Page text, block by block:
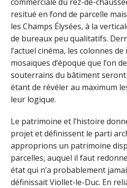
resitué en fond de parcelle
les Champs Élysées, à la
de bureaux peu qualitatifs.
l’actuel cinéma, les colonnes
mosaïques d’époque que l’on
souterrains du bâtiment seront
étant de révéler au maximum
leur logique.
Le patrimoine et l’histoire
projet et définissent le parti
approprions un patrimoine
parcelles, auquel il faut
état qui n’a probablement
définissait Viollet-le-Duc. En